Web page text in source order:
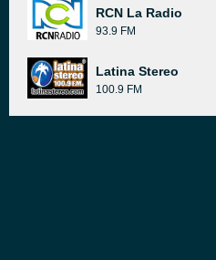
RCN La Radio
93.9 FM
Latina Stereo
100.9 FM